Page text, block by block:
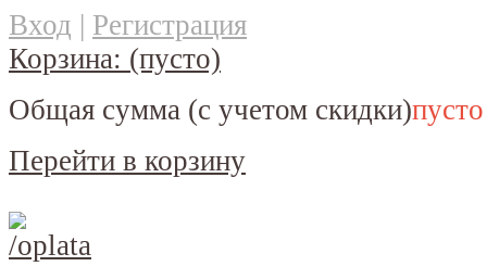
Вход | Регистрация
Корзина: (пусто)
Общая сумма (с учетом скидки)пусто
Перейти в корзину